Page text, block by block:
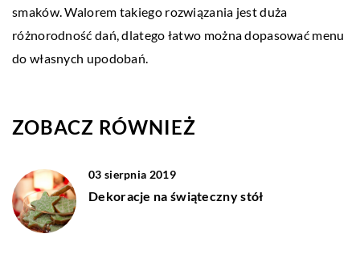
smaków. Walorem takiego rozwiązania jest duża
różnorodność dań, dlatego łatwo można dopasować menu
do własnych upodobań.
ZOBACZ RÓWNIEŻ
03 sierpnia 2019
Dekoracje na świąteczny stół